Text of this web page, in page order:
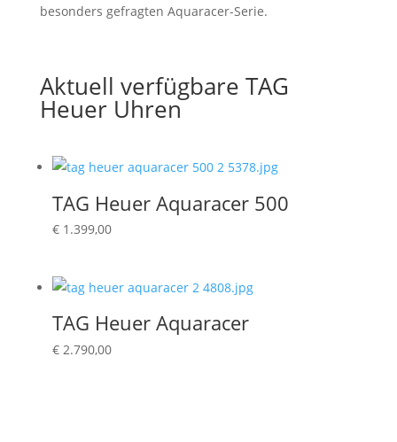
besonders gefragten Aquaracer-Serie.
Aktuell verfügbare TAG
Heuer Uhren
TAG Heuer Aquaracer 500
€1.399,00
TAG Heuer Aquaracer
€2.790,00